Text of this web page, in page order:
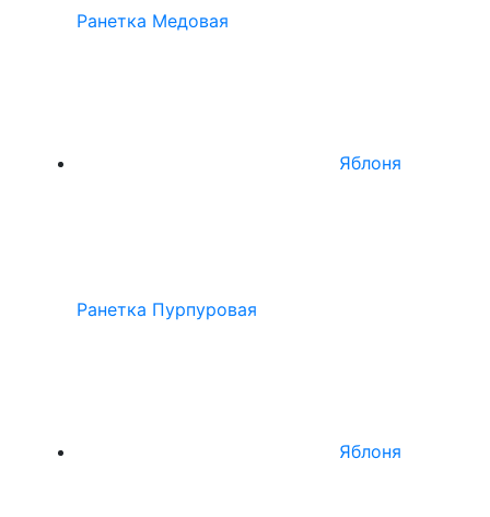
Ранетка Медовая
Яблоня
Ранетка Пурпуровая
Яблоня